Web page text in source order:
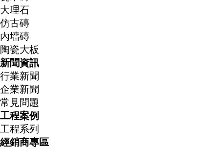
大理石
仿古磚
內墻磚
陶瓷大板
新聞資訊
行業新聞
企業新聞
常見問題
工程案例
工程系列
經銷商專區